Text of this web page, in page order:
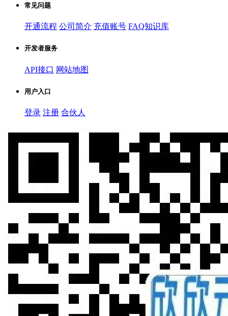
常见问题
开通流程 公司简介 充值账号 FAQ知识库
开发者服务
API接口 网站地图
用户入口
登录 注册 合伙人